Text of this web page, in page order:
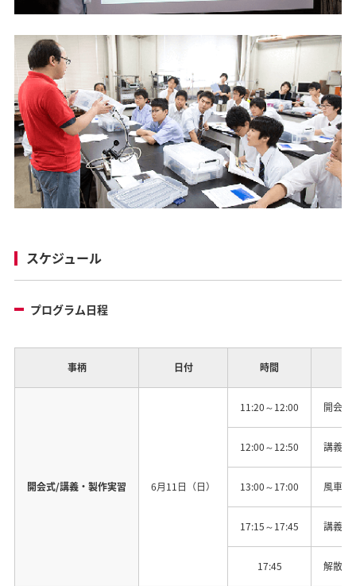
スケジュール
プログラム日程
事柄 日付 時間
開会式/講義・製作実習 6月11日（日）
11:20～12:00 開会式
12:00～12:50 講義（
13:00～17:00 風車風
17:15～17:45 講義（
17:45 解散